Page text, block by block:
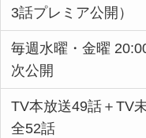
3話プレミア公開）
毎週水曜・金曜
次公開
TV本放送49話＋TV
全52話